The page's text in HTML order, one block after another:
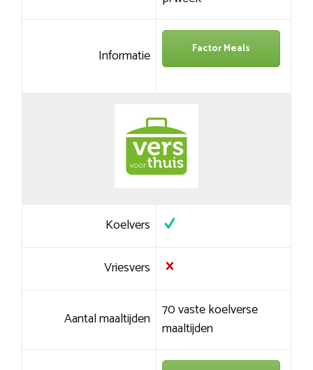
Informatie Factor Meals
Koelvers
Vriesvers
Aantal maaltijden 70 vaste koelverse
maaltijden